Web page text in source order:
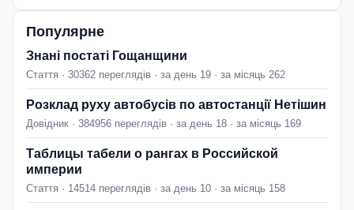
Популярне
Знані постаті Гощанщини
Стаття · 30362 переглядів · за день 19 · за місяць 262
Розклад руху автобусів по автостанції Нетішин
Довідник · 384956 переглядів · за день 18 · за місяць 169
Таблицы табели о рангах в Российской
империи
Стаття · 14514 переглядів · за день 10 · за місяць 158